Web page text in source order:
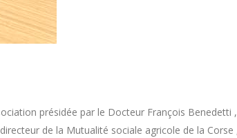
présidée par le Docteur François Benedetti
de la Mutualité sociale agricole de la